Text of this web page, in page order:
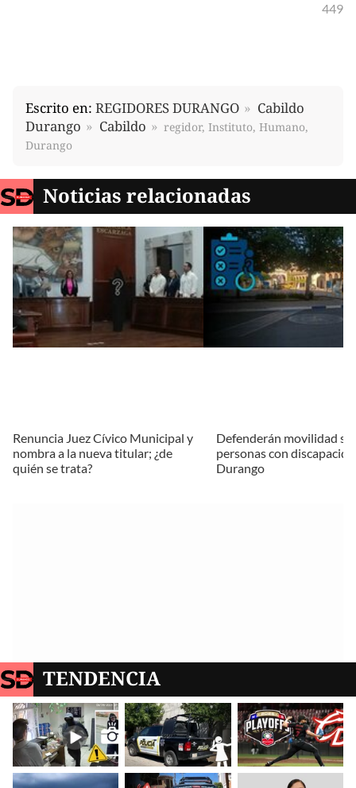
449
Escrito en: REGIDORES DURANGO
Cabildo
Durango
Cabildo
regidor, Instituto, Humano,
Durango
Noticias relacionadas
Renuncia Juez Cívico Municipal y
nombra a la nueva titular; ¿de
quién se trata?
Defenderán movilidad
personas con
Durango
TENDENCIA